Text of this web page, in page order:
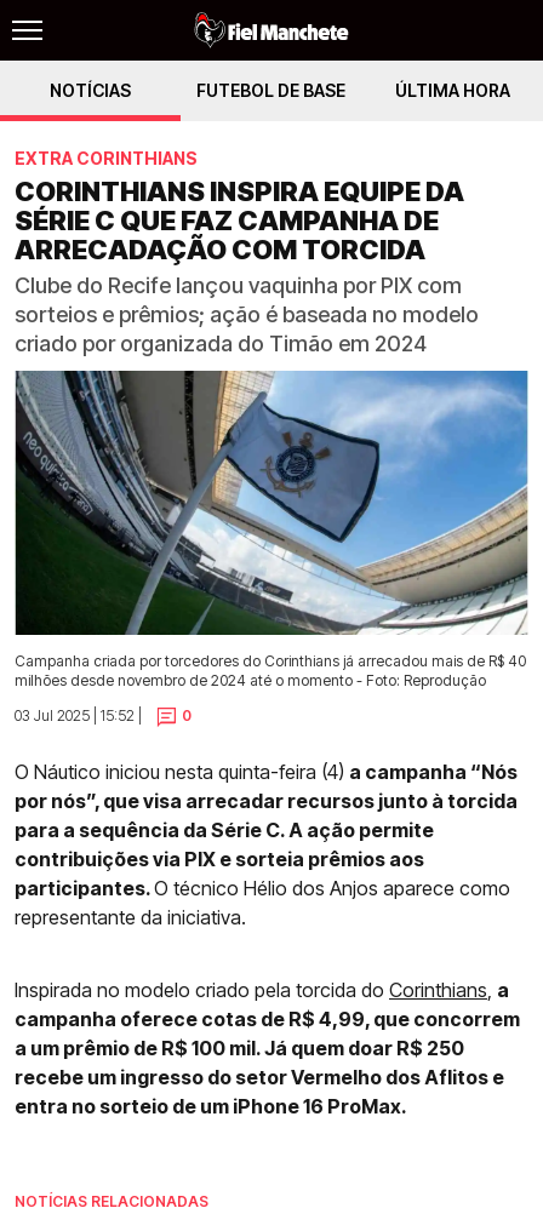
NOTÍCIAS FUTEBOL DE BASE ÚLTIMA HORA
EXTRA CORINTHIANS
CORINTHIANS INSPIRA EQUIPE DA
SÉRIE C QUE FAZ CAMPANHA DE
ARRECADAÇÃO COM TORCIDA
Clube do Recife lançou vaquinha por PIX com
sorteios e prêmios; ação é baseada no modelo
criado por organizada do Timão em 2024
Campanha criada por torcedores do Corinthians já arrecadou mais de R$ 40
milhões desde novembro de 2024 até o momento - Foto: Reprodução
03 Jul 2025 | 15:52 |
0
O Náutico iniciou nesta quinta-feira (4) a campanha “Nós
por nós”, que visa arrecadar recursos junto à torcida
para a sequência da Série C. A ação permite
contribuições via PIX e sorteia prêmios aos
participantes.O técnico Hélio dos Anjos aparece como
representante da iniciativa.
Inspirada no modelo criado pela torcida do Corinthians a
campanha oferece cotas de R$ 4,99, que concorrem
a um prêmio de R$ 100 mil. Já quem doar R$ 250
recebe um ingresso do setor Vermelho dos Aflitos e
entra no sorteio de um iPhone 16 ProMax.
NOTÍCIAS RELACIONADAS